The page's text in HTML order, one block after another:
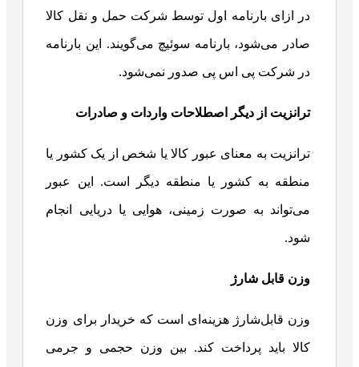
در ازای بارنامه اول توسط شرکت حمل و نقل کالا
صادر می‌شود، بارنامه سوئیچ می‌گویند. این بارنامه
در شرکت پی اس پی صدور نمی‌شود.
ترانزیت از دیگر اصطلاحات واردات و صادرات
ترانزیت به معنای عبور کالا یا شخص از یک کشور یا
منطقه به کشور یا منطقه دیگر است. این عبور
می‌تواند به صورت زمینی، هوایی یا دریایی انجام
شود.
وزن قابل شارژ
وزن قابل‌شارژ هزینه‌ای است که خریدار برای وزن
کالا باید پرداخت کند. بین وزن حجمی و جرمی